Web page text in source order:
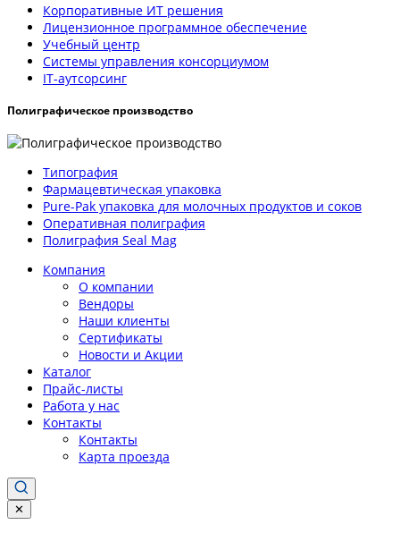
Корпоративные ИТ решения
Лицензионное программное обеспечение
Учебный центр
Системы управления консорциумом
IT-аутсорсинг
Полиграфическое производство
Типография
Фармацевтическая упаковка
Pure-Pak упаковка для молочных продуктов и соков
Оперативная полиграфия
Полиграфия Seal Mag
Компания
О компании
Вендоры
Наши клиенты
Сертификаты
Новости и Акции
Каталог
Прайс-листы
Работа у нас
Контакты
Контакты
Карта проезда
✕